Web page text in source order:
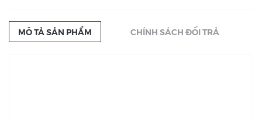
MÔ TẢ SẢN PHẨM CHÍNH SÁCH ĐỔI TRẢ